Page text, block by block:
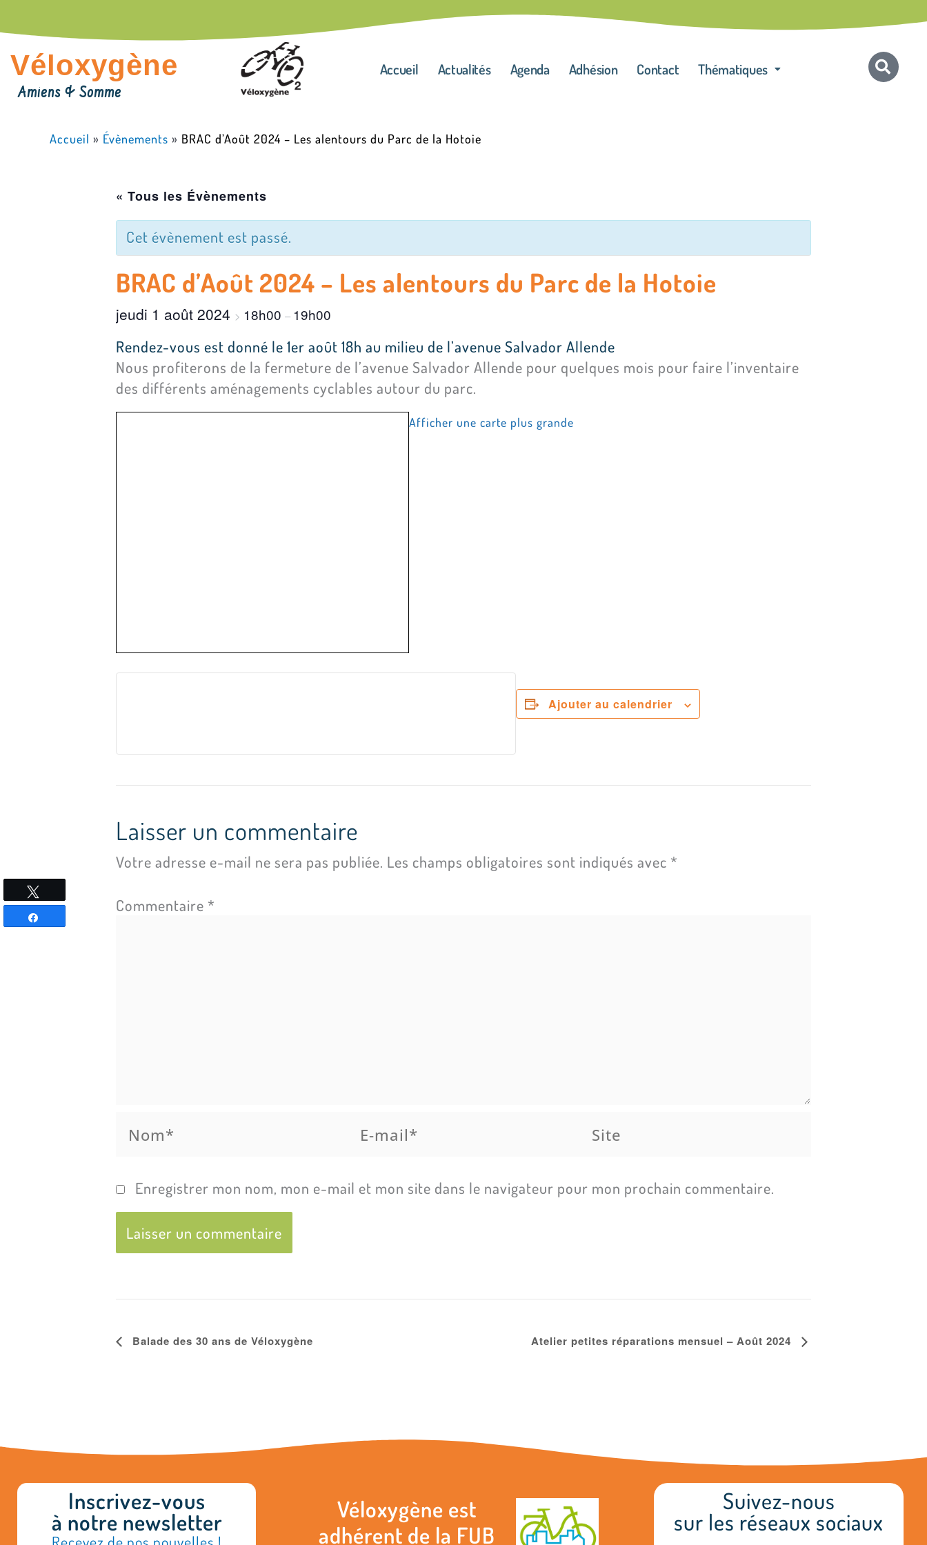
au
contenu
Véloxygène
Amiens & Somme
Accueil Actualités Agenda Adhésion Contact Thématiques
Accueil » Évènements » BRAC d’Août 2024 – Les alentours du Parc de la Hotoie
« Tous les Évènements
Cet évènement est passé.
BRAC d’Août 2024 – Les alentours du Parc de la Hotoie
jeudi 1 août 2024 > 18h00 – 19h00
Rendez-vous est donné le 1er août 18h au milieu de l’avenue Salvador Allende
Nous profiterons de la fermeture de l’avenue Salvador Allende pour quelques mois pour faire l’inventaire
des différents aménagements cyclables autour du parc.
Afficher une carte plus grande
Ajouter au calendrier
Laisser un commentaire
Votre adresse e-mail ne sera pas publiée. Les champs obligatoires sont indiqués avec *
Commentaire *
mail*
Enregistrer mon nom, mon e-mail et mon site dans le navigateur pour mon prochain commentaire.
Navigation
Balade des 30 ans de Véloxygène Atelier petites réparations mensuel – Août 2024
Inscrivez-vous
à notre newsletter
Véloxygène est
adhérent de la FUB
Suivez-nous
sur les réseaux sociaux